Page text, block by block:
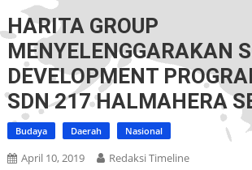
HARITA GROUP
MENYELENGGARAKAN
DEVELOPMENT
SDN 217 HALMAHERA
Budaya Daerah Nasional
April 10, 2019 Redaksi Timeline